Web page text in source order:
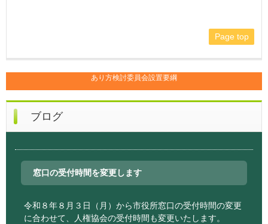
Page top
あり方検討委員会設置要綱
ブログ
窓口の受付時間を変更します
令和８年８月３日（月）から市役所窓口の受付時間の変更
に合わせて、人権協会の受付時間も変更いたします。